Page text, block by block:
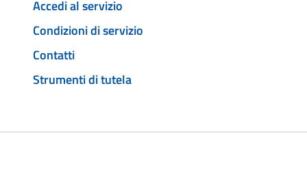
Accedi al servizio
Condizioni di servizio
Contatti
Strumenti di tutela